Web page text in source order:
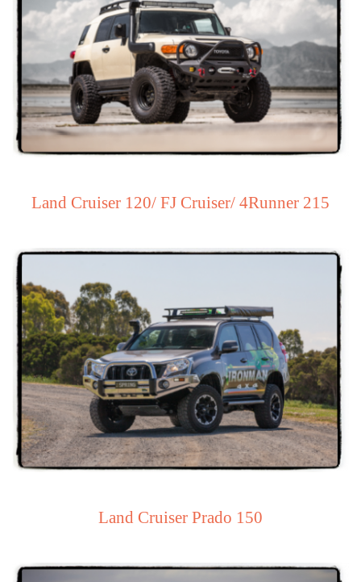
Land Cruiser 120/ FJ Cruiser/ 4Runner 215
Land Cruiser Prado 150